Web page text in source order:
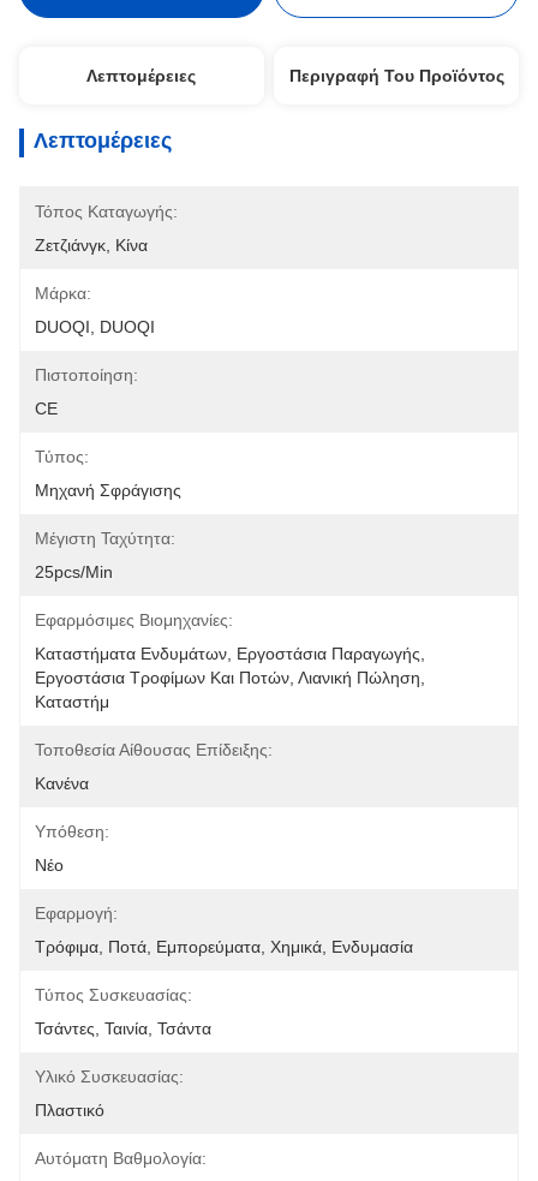
Λεπτομέρειες Περιγραφή Του Προϊόντος
Λεπτομέρειες
Τόπος Καταγωγής:
Ζετζιάνγκ, Κίνα
Μάρκα:
DUOQI, DUOQI
Πιστοποίηση:
CE
Τύπος:
Μηχανή Σφράγισης
Μέγιστη Ταχύτητα:
25pcs/min
Εφαρμόσιμες Βιομηχανίες:
Καταστήματα Ενδυμάτων, Εργοστάσια Παραγωγής,
Εργοστάσια Τροφίμων Και Ποτών, Λιανική Πώληση,
Καταστήμ
Τοποθεσία Αίθουσας Επίδειξης:
Κανένα
Υπόθεση:
Νέο
Εφαρμογή:
Τρόφιμα, Ποτά, Εμπορεύματα, Χημικά, Ενδυμασία
Τύπος Συσκευασίας:
Τσάντες, Ταινία, Τσάντα
Υλικό Συσκευασίας:
Πλαστικό
Αυτόματη Βαθμολογία: